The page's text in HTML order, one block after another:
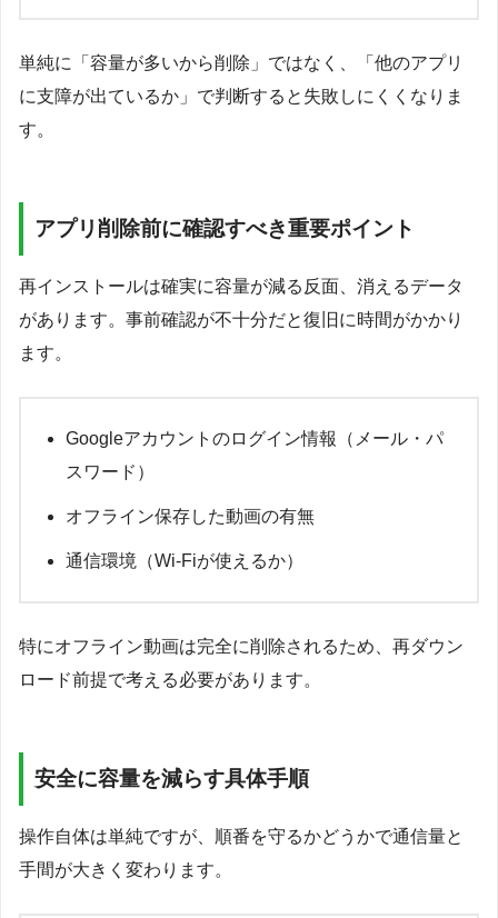
単純に「容量が多いから削除」ではなく、「他のアプリ
に支障が出ているか」で判断すると失敗しにくくなりま
す。
アプリ削除前に確認すべき重要ポイント
再インストールは確実に容量が減る反面、消えるデータ
があります。事前確認が不十分だと復旧に時間がかかり
ます。
Googleアカウントのログイン情報（メール・パ
スワード）
オフライン保存した動画の有無
通信環境（Wi-Fiが使えるか）
特にオフライン動画は完全に削除されるため、再ダウン
ロード前提で考える必要があります。
安全に容量を減らす具体手順
操作自体は単純ですが、順番を守るかどうかで通信量と
手間が大きく変わります。